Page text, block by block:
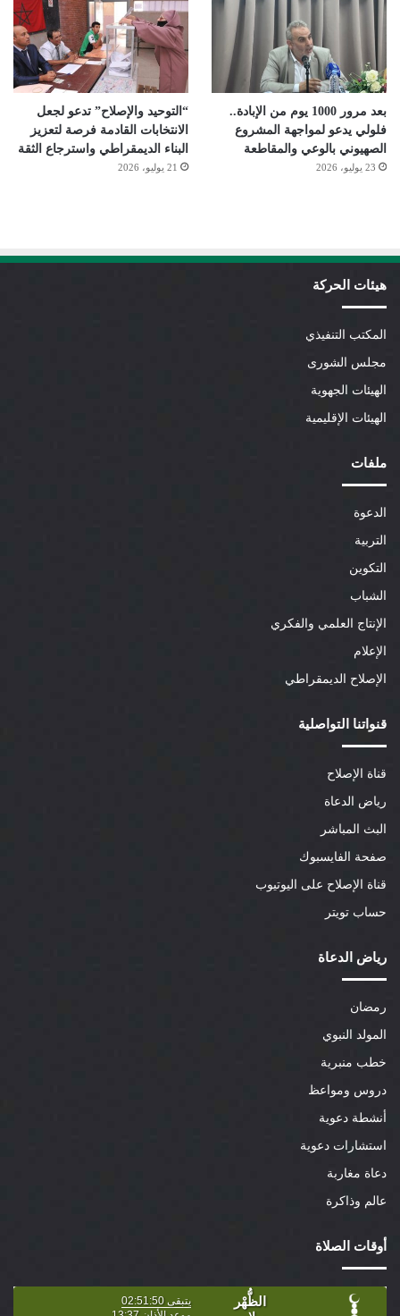
بعد مرور 1000 يوم من الإبادة..
فلولي يدعو لمواجهة المشروع
الصهيوني بالوعي والمقاطعة
23 يوليو، 2026
“التوحيد والإصلاح” تدعو لجعل
الانتخابات القادمة فرصة لتعزيز
البناء الديمقراطي واسترجاع الثقة
21 يوليو، 2026
هيئات الحركة
المكتب التنفيذي
مجلس الشورى
الهيئات الجهوية
الهيئات الإقليمية
ملفات
الدعوة
التربية
التكوين
الشباب
الإنتاج العلمي والفكري
الإعلام
الإصلاح الديمقراطي
قنواتنا التواصلية
قناة الإصلاح
رياض الدعاة
البث المباشر
صفحة الفايسبوك
قناة الإصلاح على اليوتيوب
حساب تويتر
رياض الدعاة
رمضان
المولد النبوي
خطب منبرية
دروس ومواعظ
أنشطة دعوية
استشارات دعوية
دعاة مغاربة
عالم وذاكرة
أوقات الصلاة